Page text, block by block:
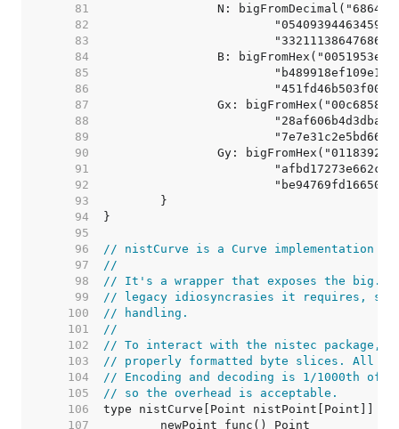
    81
    82
    83
    84
    85
    86
    87
    88
    89
    90
    91
    92
    93
    94
    95
    96
// nistCurve is a Curve implementation
    97
//
    98
// It's a wrapper that exposes the
    99
// legacy idiosyncrasies it requires,
   100
// handling.
   101
//
   102
// To interact with the nistec package,
   103
// properly formatted byte slices. All
   104
// Encoding and decoding is 1/1000th
   105
// so the overhead is acceptable.
   106
   107